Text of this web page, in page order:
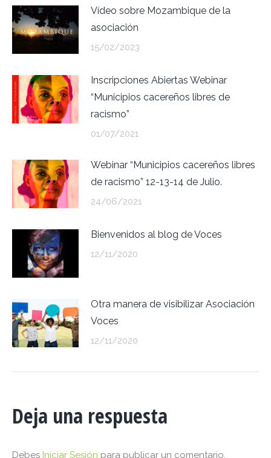
Vídeo sobre Mozambique de la
asociación
15/02/2023
Inscripciones Abiertas Webinar
“Municipios cacereños libres de
racismo”
01/07/2021
Webinar “Municipios cacereños libres
de racismo” 12-13-14 de Julio.
24/06/2021
Bienvenidos al blog de Voces
12/11/2020
Otra manera de visibilizar Asociación
Voces
12/11/2020
Deja una respuesta
Debes Iniciar Sesión para publicar un comentario.